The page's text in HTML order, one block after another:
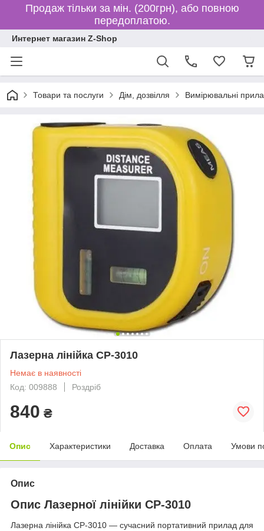
Продаж тільки за мін. (200грн), або повною
передоплатою.
Интернет магазин Z-Shop
Товари та послуги Дім, дозвілля Вимірювальні
Лазерна лінійка CP-3010
Немає в наявності
Код: 009888
Роздріб
840 ₴
Опис Характеристики Доставка Оплата Умови
Опис
Опис Лазерної лінійки CP-3010
Лазерна лінійка CP-3010 — сучасний портативний прилад для